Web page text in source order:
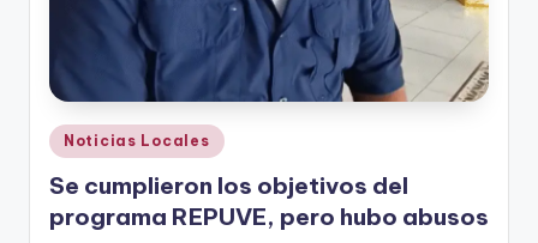
Publicado
en
Noticias Locales
Se cumplieron los objetivos del
programa REPUVE, pero hubo abusos